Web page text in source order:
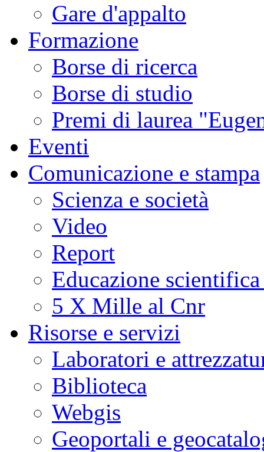
Gare d'appalto
Formazione
Borse di ricerca
Borse di studio
Premi di laurea
Eventi
Comunicazione e stampa
Scienza e società
Video
Report
Educazione
5 X Mille al Cnr
Risorse e servizi
Laboratori e
Biblioteca
Webgis
Geoportali e